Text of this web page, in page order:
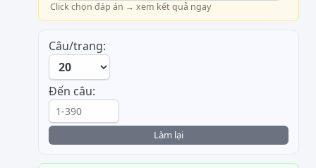
Click chọn đáp án → xem kết quả ngay
Câu/trang:
Đến câu:
Làm lại